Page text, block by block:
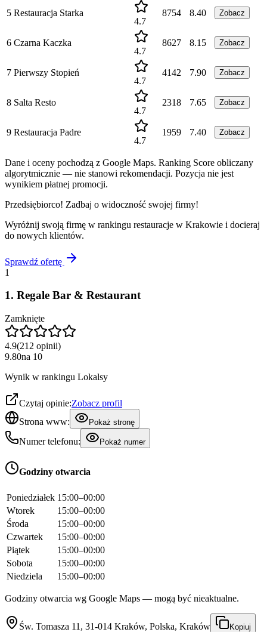
5 Restauracja Starka
4.7
8754 8.40 Zobacz
6 Czarna Kaczka
4.7
8627 8.15 Zobacz
7 Pierwszy Stopień
4.7
4142 7.90 Zobacz
8 Salta Resto
4.7
2318 7.65 Zobacz
9 Restauracja Padre
4.7
1959 7.40 Zobacz
Dane i oceny pochodzą z Google Maps. Ranking Score obliczany
algorytmicznie — nie stanowi rekomendacji. Pozycja nie jest
wynikiem płatnej promocji.
Przedsiębiorco! Zadbaj o widoczność swojej firmy!
Wyróżnij swoją firmę w rankingu restauracje w Krakowie i docieraj
do nowych klientów.
Sprawdź ofertę
1
1. Regale Bar & Restaurant
Zamknięte
4.9(212 opinii)
9.80na 10
Wynik w rankingu Lokalsy
Czytaj opinie:Zobacz profil
Strona www:
Pokaż stronę
Numer telefonu: Pokaż numer
Godziny otwarcia
Poniedziałek 15:00–00:00
Wtorek
15:00–00:00
Środa
15:00–00:00
Czwartek
15:00–00:00
Piątek
15:00–00:00
Sobota
15:00–00:00
Niedziela
15:00–00:00
Godziny otwarcia wg Google Maps — mogą być nieaktualne.
Św. Tomasza 11, 31-014 Kraków, Polska, Kraków Kopiuj